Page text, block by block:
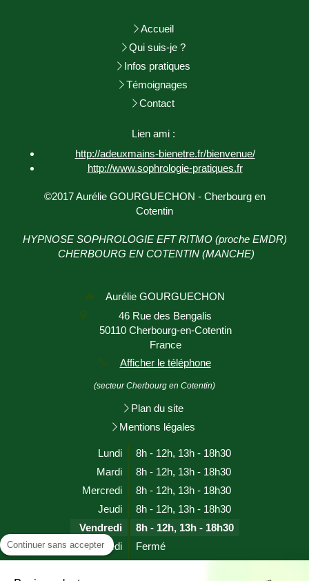
Accueil
Qui suis-je ?
Infos pratiques
Témoignages
Contact
Lien ami :
http://adeuxmains-bienetre.fr/bienvenue/
http://www.sophrologie-pratiques.fr
©2017 Aurélie GOURGUECHON - Cherbourg en
Cotentin
HYPNOSE SOPHROLOGIE EFT RITMO (proche EMDR)
CHERBOURG EN COTENTIN (MANCHE)
Aurélie GOURGUECHON
46 Rue des Bengalis
50110 Cherbourg-en-Cotentin
France
Afficher le téléphone
(secteur Cherbourg en Cotentin)
Plan du site
Mentions légales
Lundi 8h - 12h, 13h - 18h30
Mardi
8h - 12h, 13h - 18h30
Mercredi
8h - 12h, 13h - 18h30
Jeudi
8h - 12h, 13h - 18h30
Vendredi
8h - 12h, 13h - 18h30
Samedi
Fermé
Continuer sans accepter